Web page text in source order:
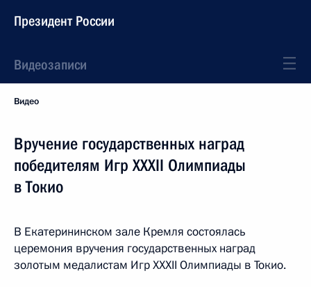
Президент России
Видеозаписи
Видео
Вручение государственных наград
победителям Игр XXXII Олимпиады
в Токио
В Екатерининском зале Кремля состоялась
церемония вручения государственных наград
золотым медалистам Игр XXXII Олимпиады в Токио.